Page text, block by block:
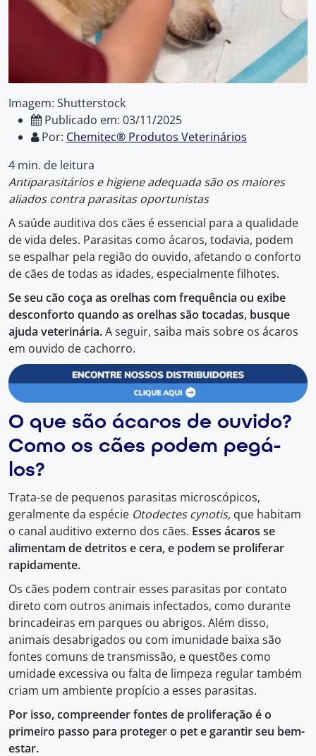
Imagem: Shutterstock
Publicado em: 03/11/2025
Por: Chemitec® Produtos Veterinários
4 min. de leitura
Antiparasitários e higiene adequada são os maiores
aliados contra parasitas oportunistas
A saúde auditiva dos cães é essencial para a qualidade
de vida deles. Parasitas como ácaros, todavia, podem
se espalhar pela região do ouvido, afetando o conforto
de cães de todas as idades, especialmente filhotes.
Se seu cão coça as orelhas com frequência ou exibe
desconforto quando as orelhas são tocadas, busque
ajuda veterinária.A seguir, saiba mais sobre os ácaros
em ouvido de cachorro.
O que são ácaros de ouvido?
Como os cães podem pegá-
los?
Trata-se de pequenos parasitas microscópicos,
geralmente da espécie Otodectes cynotis, que habitam
o canal auditivo externo dos cães. Esses ácaros se
alimentam de detritos e cera, e podem se proliferar
rapidamente.
Os cães podem contrair esses parasitas por contato
direto com outros animais infectados, como durante
brincadeiras em parques ou abrigos. Além disso,
animais desabrigados ou com imunidade baixa são
fontes comuns de transmissão, e questões como
umidade excessiva ou falta de limpeza regular também
criam um ambiente propício a esses parasitas.
Por isso, compreender fontes de proliferação é o
primeiro passo para proteger o pet e garantir seu bem-
estar.